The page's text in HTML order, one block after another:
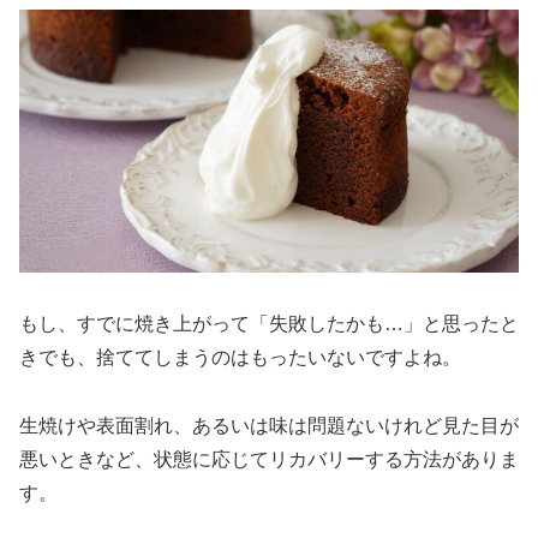
もし、すでに焼き上がって「失敗したかも…」と思ったと
きでも、捨ててしまうのはもったいないですよね。
生焼けや表面割れ、あるいは味は問題ないけれど見た目が
悪いときなど、状態に応じてリカバリーする方法がありま
す。